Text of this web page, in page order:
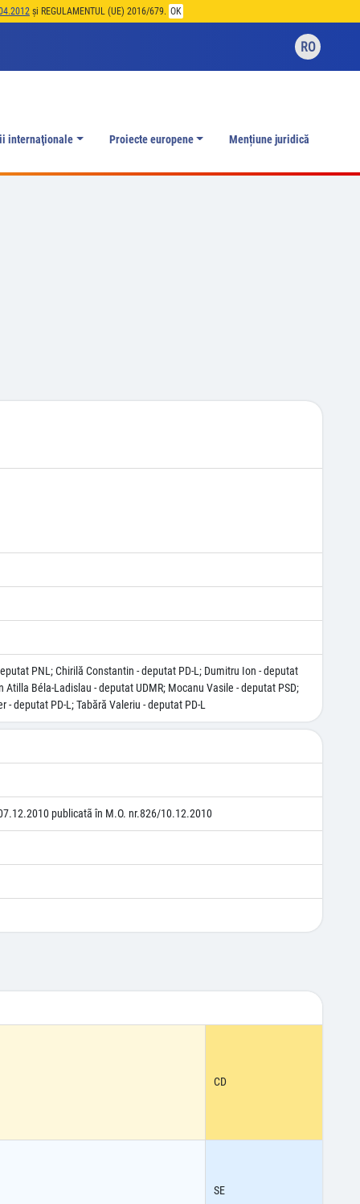
și REGULAMENTUL (UE) 2016/679. OK
RO
internaţionale Proiecte europene Mențiune juridică
PNL; Chirilă Constantin - deputat PD-L; Dumitru Ion - deputat
Béla-Ladislau - deputat UDMR; Mocanu Vasile - deputat PSD;
deputat PD-L; Tabără Valeriu - deputat PD-L
publicatã în M.O. nr.826/10.12.2010
CD
SE